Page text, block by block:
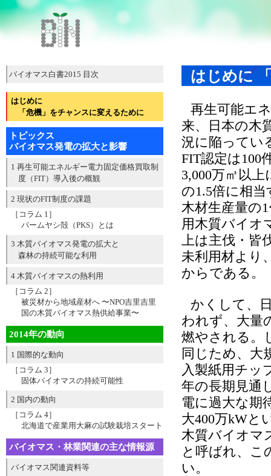
バイオマス白書2015 目次
はじめに
「危機」をチャンスに変えるために
トピックス
バイオマス発電の拡大と影響
1 再生可能エネルギー電力固定価格買取制
度（FIT）導入後の概観
2 現状のFIT制度の課題
［コラム 1］
パームヤシ殻（PKS）とは
3 木質バイオマス発電の拡大と
森林の持続可能な利用
4 木質バイオマスの熱利用
［コラム 2］
被災材から地域産材へ 〜NPO吉里吉里
国の木質バイオマス熱供給事業〜
2014年の動向
1 国際的な動向
［コラム 3］
固体バイオマスの持続可能性
2 国内の動向
［コラム 4］
北海道で産業用大麻の試験栽培スタート
バイオマス・林業関連の主な情報源
バイオマス関連資料等
はじめに
再生可能エ
来、日本の木
況に陥ってい
FIT認定は100
3,000万㎥以
の1.5倍に相
木材生産量の
用木質バイオ
上は主伐・
未利用材より
からである。
かくして、
われず、大量
燃やされる。
同じため、大
入製紙用チッ
年の長期見通
電に過大な期
大400万kWと
木質バイオマ
と呼ばれ、こ
い。